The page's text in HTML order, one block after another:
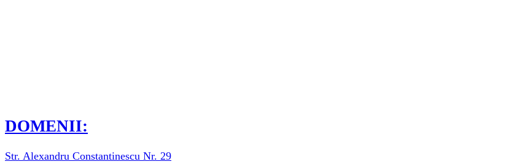
DOMENII:
Str. Alexandru Constantinescu Nr. 29